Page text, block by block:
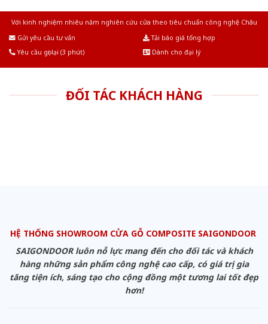
Với kinh nghiệm nhiêu năm nghiên cứu cửa theo tiêu chuẩn công nghệ Châu
Gửi yêu cầu tư vấn
Tải báo giá tổng hợp
Yêu cầu gọi lại (3 phút)
Dành cho đại lý
ĐỐI TÁC KHÁCH HÀNG
HỆ THỐNG SHOWROOM CỬA GỖ COMPOSITE SAIGONDOOR
SAIGONDOOR luôn nỗ lực mang đến cho đối tác và khách
hàng những sản phẩm công nghệ cao cấp, có giá trị gia
tăng tiện ích, sáng tạo cho cộng đồng một tương lai tốt đẹp
hơn!